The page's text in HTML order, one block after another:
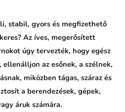
stabil, gyors és megfizethető
Az íves, megerősített
úgy tervezték, hogy egész
ellenálljon az esőnek, a szélnek,
miközben tágas, száraz és
a berendezések, gépek,
áruk számára.